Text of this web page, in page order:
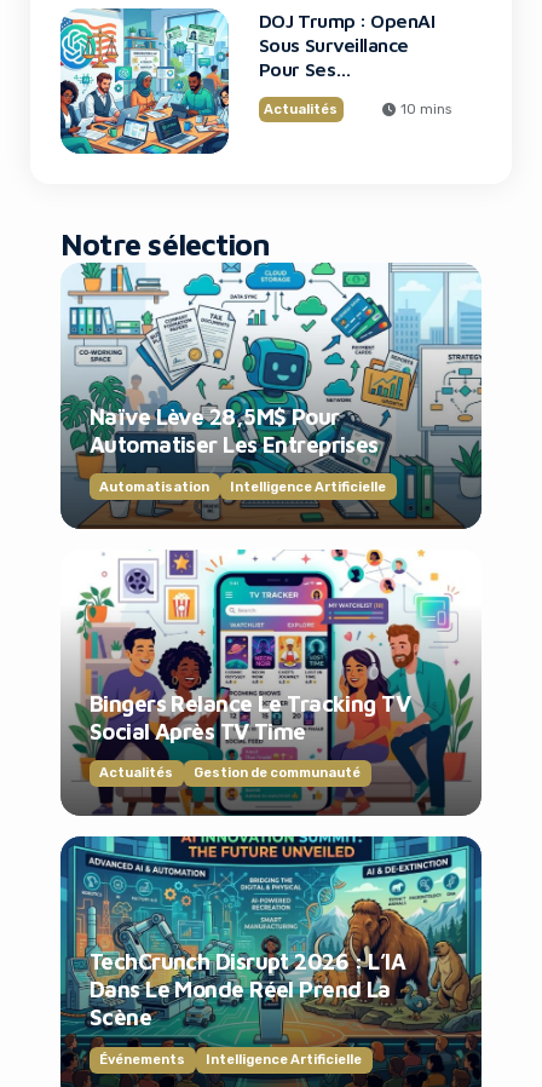
DOJ Trump : OpenAI
Sous Surveillance
Pour Ses
Recrutements
Actualités 10 mins
Notre sélection
Naïve Lève 28,5M$ Pour
Automatiser Les Entreprises
Automatisation Intelligence Artificielle
Bingers Relance Le Tracking TV
Social Après TV Time
Actualités Gestion de communauté
TechCrunch Disrupt 2026 : L’IA
Dans Le Monde Réel Prend La
Scène
Événements Intelligence Artificielle